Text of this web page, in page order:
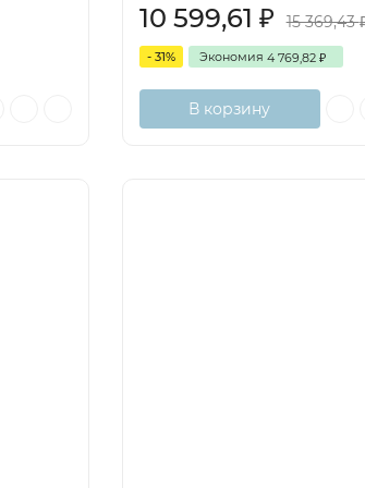
10 599,61 ₽ 15 369,43
- 31% Экономия 4 769,82 ₽
В корзину